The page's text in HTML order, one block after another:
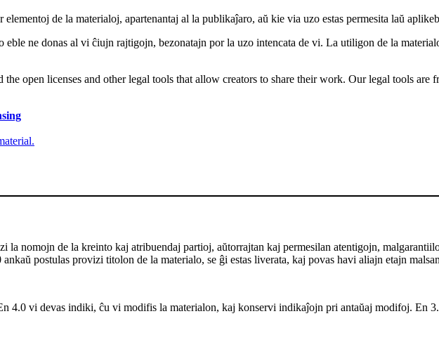
de la materialoj, apartenantaj al la publikaĵaro, aŭ kie via uzo estas permesita laŭ
eble ne donas al vi ĉiujn rajtigojn, bezonatajn por la uzo intencata de vi. La utiligon de la
open licenses and other legal tools that allow creators to share their work. Our legal tools are
la nomojn de la kreinto kaj atribuendaj partioj, aŭtorrajtan kaj permesilan atentigojn,
postulas provizi titolon de la materialo, se ĝi estas liverata, kaj povas havi aliajn etajn
4.0 vi devas indiki, ĉu vi modifis la materialon, kaj konservi indikaĵojn pri antaŭaj modifoj. En